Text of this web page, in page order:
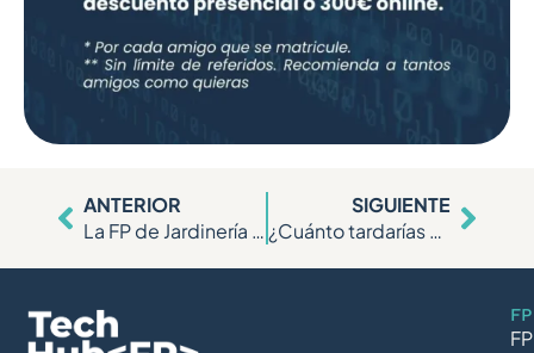
ANTERIOR
La FP de Jardinería se hace viral en TikTok: el meme que lo dice todo sobre la presión de la selectividad
SIGUIENTE
¿Cuánto tardarías en detectar un ataque de Phishing? Esto aprendimos en el Open Day de Ciberseguridad